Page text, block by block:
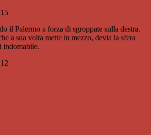
il Palermo a forza di sgroppate sulla destra.
a sua volta mette in mezzo, devia la sfera
indomabile.